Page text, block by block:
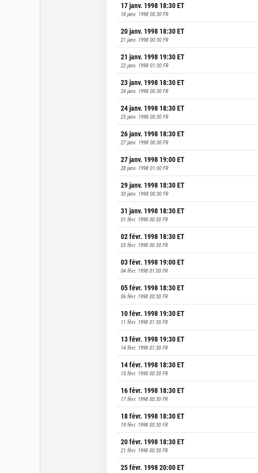
17 janv. 1998 18:30ET
18 janv. 1998 00:30 FR
20 janv. 1998 18:30ET
21 janv. 1998 00:30 FR
21 janv. 1998 19:30ET
22 janv. 1998 01:30 FR
23 janv. 1998 18:30ET
24 janv. 1998 00:30 FR
24 janv. 1998 18:30ET
25 janv. 1998 00:30 FR
26 janv. 1998 18:30ET
27 janv. 1998 00:30 FR
27 janv. 1998 19:00ET
28 janv. 1998 01:00 FR
29 janv. 1998 18:30ET
30 janv. 1998 00:30 FR
31 janv. 1998 18:30ET
01 févr. 1998 00:30 FR
02 févr. 1998 18:30ET
03 févr. 1998 00:30 FR
03 févr. 1998 19:00ET
04 févr. 1998 01:00 FR
05 févr. 1998 18:30ET
06 févr. 1998 00:30 FR
10 févr. 1998 19:30ET
11 févr. 1998 01:30 FR
13 févr. 1998 19:30ET
14 févr. 1998 01:30 FR
14 févr. 1998 18:30ET
15 févr. 1998 00:30 FR
16 févr. 1998 18:30ET
17 févr. 1998 00:30 FR
18 févr. 1998 18:30ET
19 févr. 1998 00:30 FR
20 févr. 1998 18:30ET
21 févr. 1998 00:30 FR
25 févr. 1998 20:00ET